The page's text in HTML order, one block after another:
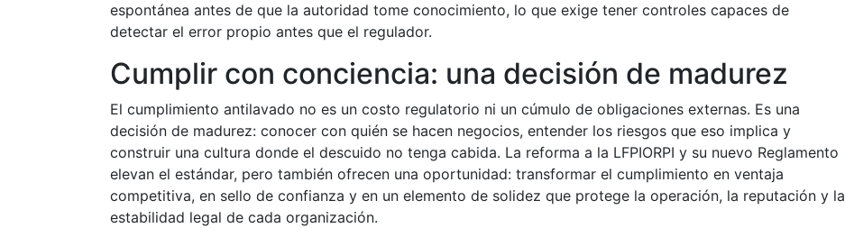
espontánea antes de que la autoridad tome conocimiento, lo que exige tener controles capaces de
detectar el error propio antes que el regulador.
Cumplir con conciencia: una decisión de madurez
El cumplimiento antilavado no es un costo regulatorio ni un cúmulo de obligaciones externas. Es una
decisión de madurez: conocer con quién se hacen negocios, entender los riesgos que eso implica y
construir una cultura donde el descuido no tenga cabida. La reforma a la LFPIORPI y su nuevo Reglamento
elevan el estándar, pero también ofrecen una oportunidad: transformar el cumplimiento en ventaja
competitiva, en sello de confianza y en un elemento de solidez que protege la operación, la reputación y la
estabilidad legal de cada organización.